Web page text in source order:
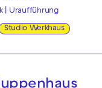
| Uraufführung
Studio Werkhaus